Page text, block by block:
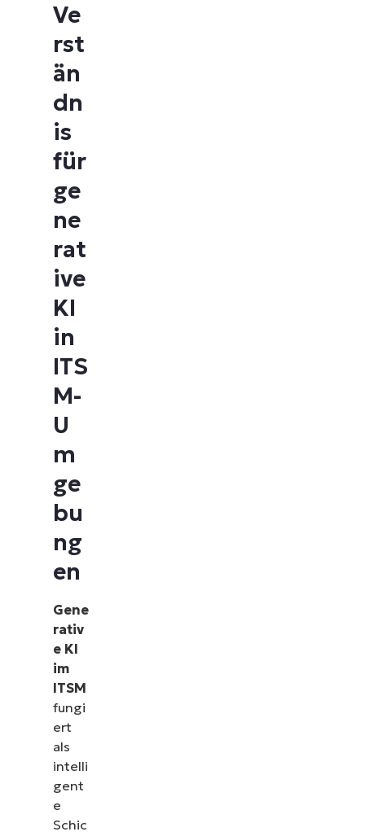
Ve
rst
än
dn
is
für
ge
ne
rat
ive
KI
in
ITS
M-
U
m
ge
bu
ng
en
Gene
rativ
e KI
im
ITSM
fungi
ert
als
intelli
gent
e
Schic